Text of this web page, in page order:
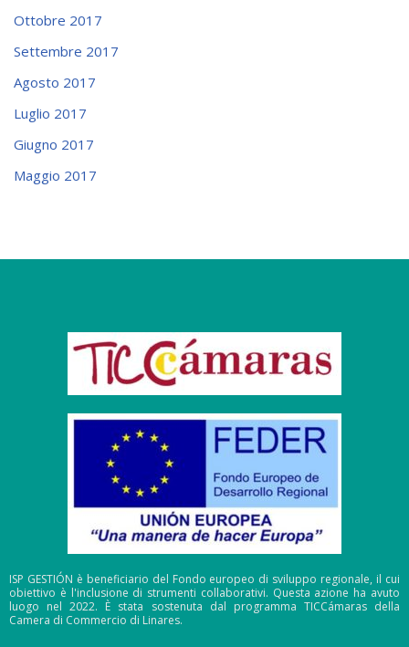
Ottobre 2017
Settembre 2017
Agosto 2017
Luglio 2017
Giugno 2017
Maggio 2017
ISP GESTIÓN è beneficiario del Fondo europeo di sviluppo regionale, il cui
obiettivo è l'inclusione di strumenti collaborativi. Questa azione ha avuto
luogo nel 2022. È stata sostenuta dal programma TICCámaras della
Camera di Commercio di Linares.